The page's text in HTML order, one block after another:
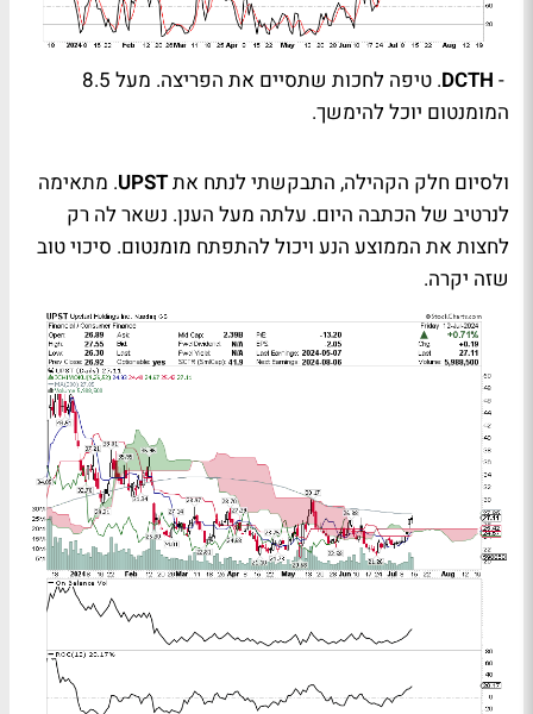
-
DCTH
. טיפה לחכות שתסיים את הפריצה. מעל 8.5
המומנטום יוכל להימשך.
ולסיום חלק הקהילה, התבקשתי לנתח אתUPST. מתאימה
לנרטיב של הכתבה היום. עלתה מעל הענן. נשאר לה רק
לחצות את הממוצע הנע ויכול להתפתח מומנטום. סיכוי טוב
שזה יקרה.